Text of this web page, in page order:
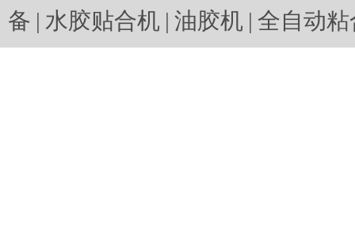
备 | 水胶贴合机 | 油胶机 | 全自动粘